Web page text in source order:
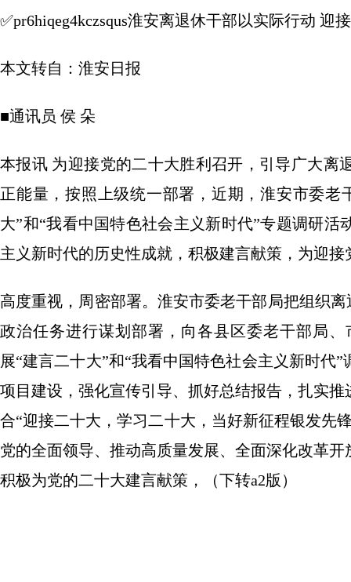
✅pr6hiqeg4kczsqus淮安离退休干部以实际行动 迎
本文转自：淮安日报
■通讯员 侯 朵
本报讯 为迎接党的二十大胜利召开，引导广大离
正能量，按照上级统一部署，近期，淮安市委
大”和“我看中国特色社会主义新时代”专题调研
主义新时代的历史性成就，积极建言献策，为迎
高度重视，周密部署。淮安市委老干部局把组织
政治任务进行谋划部署，向各县区委老干部局
展“建言二十大”和“我看中国特色社会主义新时代
项目建设，强化宣传引导、抓好总结报告，扎实
合“迎接二十大，学习二十大，当好新征程银发先
党的全面领导、推动高质量发展、全面深化改革
积极为党的二十大建言献策，（下转a2版）